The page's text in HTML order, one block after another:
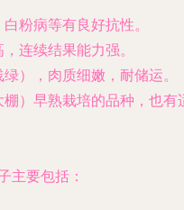
粉病等有良好抗性。
连续结果能力强。
），肉质细嫩，耐储运。
）早熟栽培的品种，也有
主要包括：